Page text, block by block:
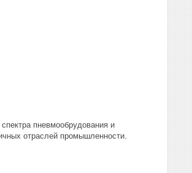
пневмообрудования и
отраслей промышленности.